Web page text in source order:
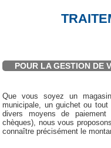
POUR LA GESTION DE
Que vous soyez un
municipale, un guichet ou
divers moyens de paiement
chèques), nous vous
connaître précisément le